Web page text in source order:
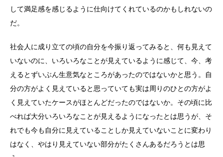
して満足感を感じるように仕向けてくれているのかもしれないの
だ。
社会人に成り立ての頃の自分を今振り返ってみると、何も見えて
いないのに、いろいろなことが見えているように感じて、今、考
えるとずいぶん生意気なところがあったのではないかと思う。自
分の方がよく見えていると思っていても実は周りのひとの方がよ
く見えていたケースがほとんどだったのではないか。その頃に比
べれば大分いろいろなことが見えるようになったとは思うが、そ
れでも今も自分に見えていることしか見えていないことに変わり
はなく、やはり見えていない部分がたくさんあるだろうとは思